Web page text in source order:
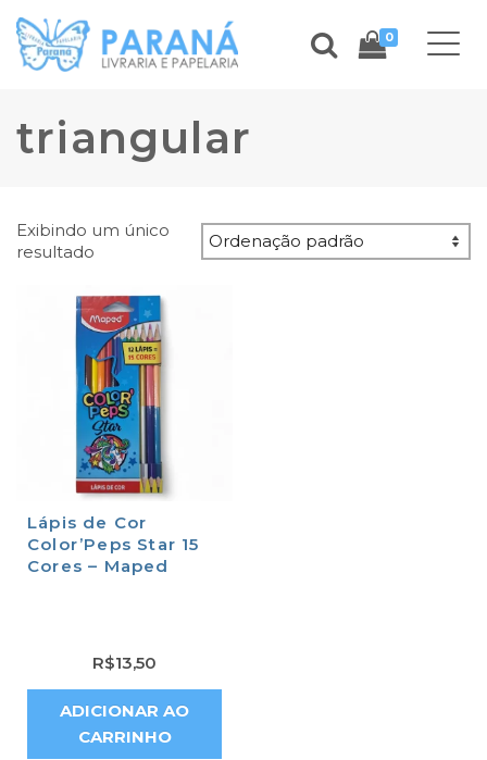
0
triangular
Exibindo um único
resultado
Lápis de Cor
Color’Peps Star 15
Cores – Maped
R$13,50
ADICIONAR AO
CARRINHO